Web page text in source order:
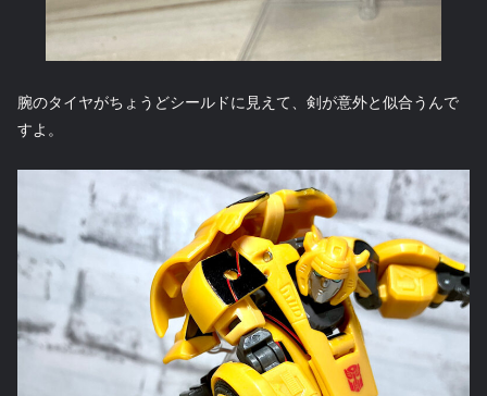
腕のタイヤがちょうどシールドに見えて、剣が意外と似合うんで
すよ。